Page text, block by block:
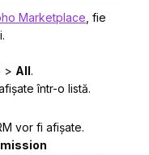
Marketplace , fie
> All.
într-o listă.
vor fi afișate.